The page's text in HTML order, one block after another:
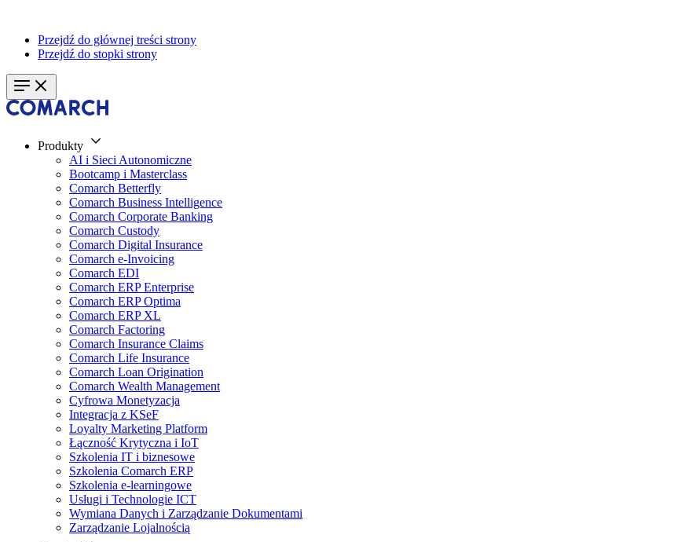
Przejdź do głównej treści strony
Przejdź do stopki strony
Produkty
AI i Sieci Autonomiczne
Bootcamp i Masterclass
Comarch Betterfly
Comarch Business Intelligence
Comarch Corporate Banking
Comarch Custody
Comarch Digital Insurance
Comarch e-Invoicing
Comarch EDI
Comarch ERP Enterprise
Comarch ERP Optima
Comarch ERP XL
Comarch Factoring
Comarch Insurance Claims
Comarch Life Insurance
Comarch Loan Origination
Comarch Wealth Management
Cyfrowa Monetyzacja
Integracja z KSeF
Loyalty Marketing Platform
Łączność Krytyczna i IoT
Szkolenia IT i biznesowe
Szkolenia Comarch ERP
Szkolenia e-learningowe
Usługi i Technologie ICT
Wymiana Danych i Zarządzanie Dokumentami
Zarządzanie Lojalnością